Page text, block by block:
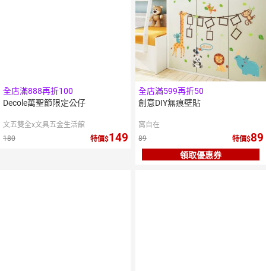
全店滿888再折100
Decole萬聖節限定公仔
文五雙全x文具五金生活館
180
特價 149
全店滿599再折50
創意DIY無痕壁貼
窩自在
89
特價 89
領取優惠券